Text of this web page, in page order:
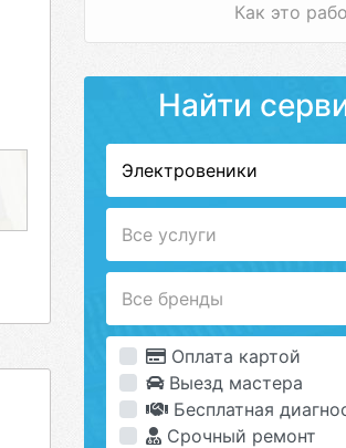
Как это
Найти
Электровеники
Все услуги
Все бренды
Оплата картой
Выезд мастера
Бесплатная
Срочный ремонт